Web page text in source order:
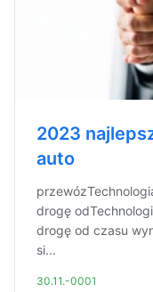
2023
auto
drogę
drogę od czasu
si...
30.11.-0001